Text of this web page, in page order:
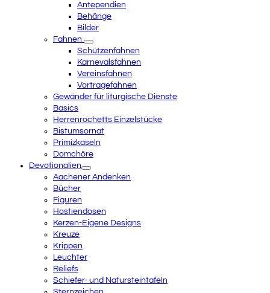
Antependien
Behänge
Bilder
Fahnen
Schützenfahnen
Karnevalsfahnen
Vereinsfahnen
Vortragefahnen
Gewänder für liturgische Dienste
Basics
Herrenrochetts Einzelstücke
Bistumsornat
Primizkaseln
Domchöre
Devotionalien
Aachener Andenken
Bücher
Figuren
Hostiendosen
Kerzen-Eigene Designs
Kreuze
Krippen
Leuchter
Reliefs
Schiefer- und Natursteintafeln